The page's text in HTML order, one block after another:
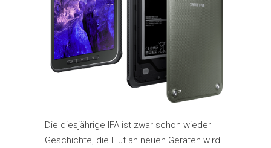
Die diesjährige IFA ist zwar schon wieder
Geschichte, die Flut an neuen Geräten wird